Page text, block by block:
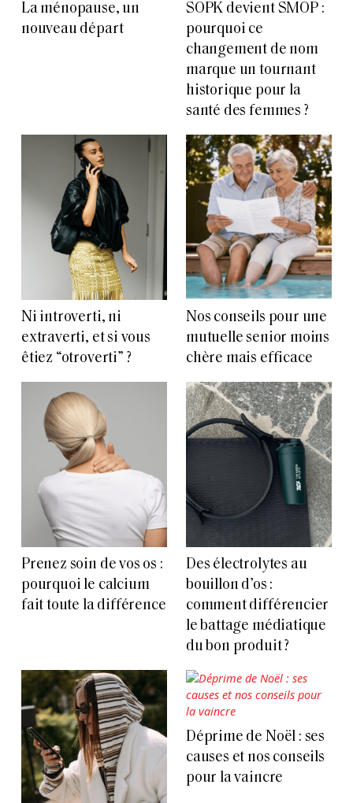
La ménopause, un
nouveau départ
SOPK devient SMOP :
pourquoi ce
changement de nom
marque un tournant
historique pour la
santé des femmes ?
Ni introverti, ni
extraverti, et si vous
êtiez “otroverti” ?
Nos conseils pour une
mutuelle senior moins
chère mais efficace
Prenez soin de vos os :
pourquoi le calcium
fait toute la différence
Des électrolytes au
bouillon d’os :
comment différencier
le battage médiatique
du bon produit ?
Déprime de Noël : ses
causes et nos conseils
pour la vaincre